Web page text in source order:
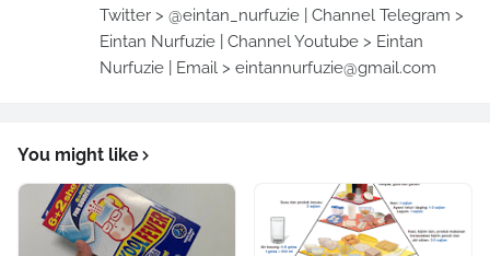
Twitter > @eintan_nurfuzie | Channel Telegram >
Eintan Nurfuzie | Channel Youtube > Eintan
Nurfuzie | Email > eintannurfuzie@gmail.com
You might like